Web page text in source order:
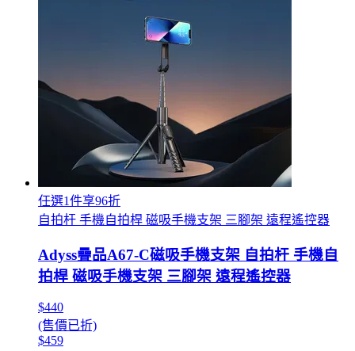
任選1件享96折
自拍杆 手機自拍桿 磁吸手機支架 三腳架 遠程遙控器
Adyss疊品A67-C磁吸手機支架 自拍杆 手機自
拍桿 磁吸手機支架 三腳架 遠程遙控器
$440
(售價已折)
$459